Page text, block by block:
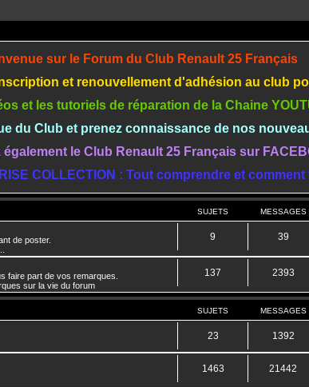
sur le Forum du Club Renault 25 Français
et renouvellement d'adhésion au club
et les tutoriels de réparation de la Chaine
du Club et prenez connaissance de nos
également le Club Renault 25 Français sur
COLLECTION : Tout comprendre et comment
SUJETS MESSAGES
de poster.
9 39
faire part de vos remarques.
sur la vie du forum
137 2393
SUJETS MESSAGES
23 1392
1463 21442